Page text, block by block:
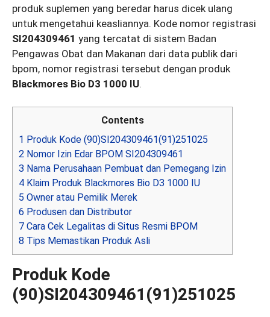
produk suplemen yang beredar harus dicek ulang
untuk mengetahui keasliannya. Kode nomor registrasi
SI204309461 yang tercatat di sistem Badan
Pengawas Obat dan Makanan dari data publik dari
bpom, nomor registrasi tersebut dengan produk
Blackmores Bio D3 1000 IU.
Contents
1 Produk Kode (90)SI204309461(91)251025
2 Nomor Izin Edar BPOM SI204309461
3 Nama Perusahaan Pembuat dan Pemegang Izin
4 Klaim Produk Blackmores Bio D3 1000 IU
5 Owner atau Pemilik Merek
6 Produsen dan Distributor
7 Cara Cek Legalitas di Situs Resmi BPOM
8 Tips Memastikan Produk Asli
Produk Kode
(90)SI204309461(91)251025